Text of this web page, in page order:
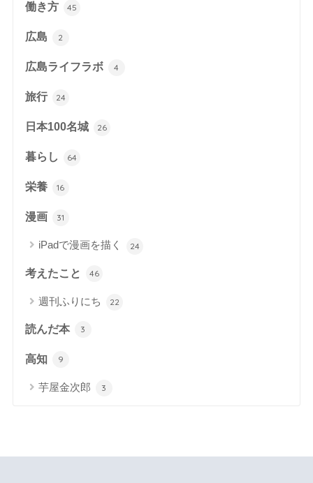
働き方 45
広島 2
広島ライフラボ 4
旅行 24
日本100名城 26
暮らし 64
栄養 16
漫画 31
iPadで漫画を描く 24
考えたこと 46
週刊ふりにち 22
読んだ本 3
高知 9
芋屋金次郎 3